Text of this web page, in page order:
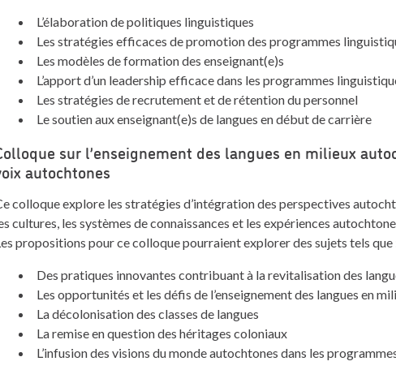
L’élaboration de politiques linguistiques
Les stratégies efficaces de promotion des programmes
Les modèles de formation des enseignant(e)s
L’apport d’un leadership efficace dans les programmes
Les stratégies de recrutement et de rétention du personnel
Le soutien aux enseignant(e)s de langues en début de carrière
sur l’enseignement des langues en milieux
autochtones
colloque explore les stratégies d’intégration des perspectives
cultures, les systèmes de connaissances et les expériences
propositions pour ce colloque pourraient explorer des sujets tels que
Des pratiques innovantes contribuant à la revitalisation des
Les opportunités et les défis de l’enseignement des langues en
La décolonisation des classes de langues
La remise en question des héritages coloniaux
L’infusion des visions du monde autochtones dans les